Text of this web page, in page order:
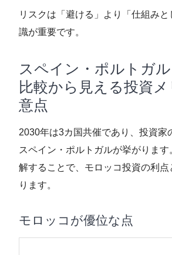
リスクは「避ける」より「仕組み
識が重要です。
スペイン・ポルトガ
比較から見える投資
意点
2030年は3カ国共催であり、投資家
スペイン・ポルトガルが挙がりま
解することで、モロッコ投資の利点
ります。
モロッコが優位な点